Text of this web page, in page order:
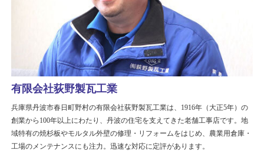
有限会社荻野製瓦工業
兵庫県丹波市春日町野村の有限会社荻野製瓦工業は、1916年（大正5年）の
創業から100年以上にわたり、丹波の住宅を支えてきた老舗工事店です。地
域特有の焼杉板やモルタル外壁の修理・リフォームをはじめ、農業用倉庫・
工場のメンテナンスにも注力。迅速な対応に定評があります。